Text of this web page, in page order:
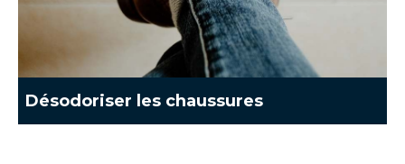
Désodoriser les chaussures